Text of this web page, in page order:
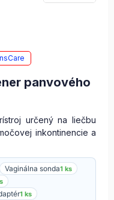
panvového
určený na liečbu
inkontinencie a
Vaginálna sonda1 ks
1 ks